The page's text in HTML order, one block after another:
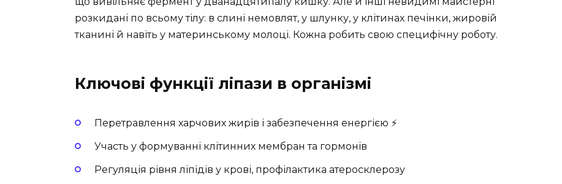
розкидані по всьому тілу: в слині немовлят, у шлунку, у клітинах печінки, жировій
тканині й навіть у материнському молоці. Кожна робить свою специфічну роботу.
Ключові функції ліпази в організмі
Перетравлення харчових жирів і забезпечення енергією ⚡
Участь у формуванні клітинних мембран та гормонів
Регуляція рівня ліпідів у крові, профілактика атеросклерозу